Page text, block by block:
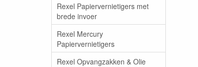
Rexel Papiervernietigers met
brede invoer
Rexel Mercury
Papiervernietigers
Rexel Opvangzakken & Olie